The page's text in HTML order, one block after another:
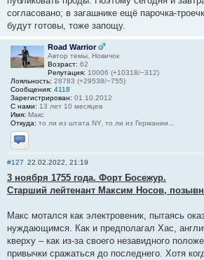
согласовано; в загашнике ещё парочка-
будут готовы, тоже запощу.
Road Warrior
Автор темы, Новичок
Возраст: 62
Репутация: 10006 (+10318/−312)
Лояльность: 28783 (+29538/−755)
Сообщения: 4118
Зарегистрирован: 01.10.2012
С нами: 13 лет 10 месяцев
Имя: Макс
Откуда: то ли из штата NY, то ли из Германии...
Отправить личное сообщение
#127 22.02.2022, 21:19
3 ноября 1755 года. Форт Босежур.
Старший лейтенант Максим Носов,
Макс мотался как электровеник, пытаясь
нуждающимся. Как и предполагал Хас,
кверху – как из-за своего незавидного
привычки сражаться до последнего. Хотя